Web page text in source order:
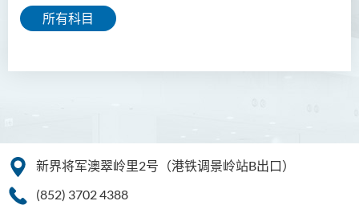
所有科目
新界将军澳翠岭里2号（港铁调景岭站B出口）
(852) 3702 4388